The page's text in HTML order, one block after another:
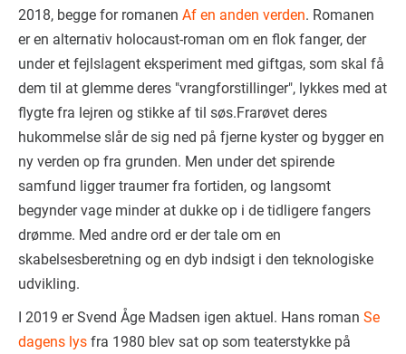
2018, begge for romanen Af en anden verden. Romanen
er en alternativ holocaust-roman om en flok fanger, der
under et fejlslagent eksperiment med giftgas, som skal få
dem til at glemme deres "vrangforstillinger", lykkes med at
flygte fra lejren og stikke af til søs.Frarøvet deres
hukommelse slår de sig ned på fjerne kyster og bygger en
ny verden op fra grunden. Men under det spirende
samfund ligger traumer fra fortiden, og langsomt
begynder vage minder at dukke op i de tidligere fangers
drømme. Med andre ord er der tale om en
skabelsesberetning og en dyb indsigt i den teknologiske
udvikling.
I 2019 er Svend Åge Madsen igen aktuel. Hans roman Se
dagens lys fra 1980 blev sat op som teaterstykke på